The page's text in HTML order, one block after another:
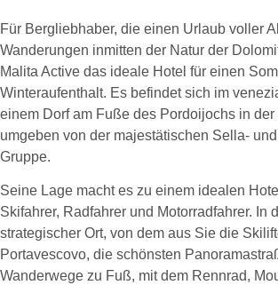
Für Bergliebhaber, die einen Urlaub voller
Wanderungen inmitten der Natur der
Malita Active das ideale Hotel für einen
Winteraufenthalt. Es befindet sich im
einem Dorf am Fuße des Pordoijochs in
umgeben von der majestätischen Sella-
Gruppe.
Seine Lage macht es zu einem idealen
Skifahrer, Radfahrer und Motorradfahrer. In
strategischer Ort, von dem aus Sie die
Portavescovo, die schönsten
Wanderwege zu Fuß, mit dem Rennrad,